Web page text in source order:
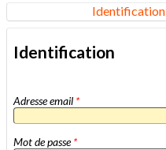
Identification
Identification
Adresse email *
Mot de passe*